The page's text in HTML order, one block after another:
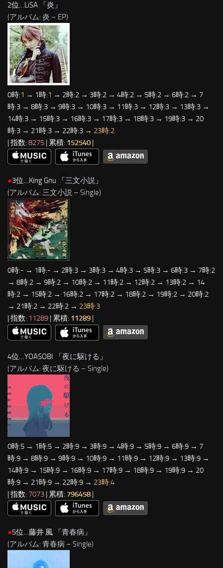
2位…LiSA 「炎 」
(アルバム: 炎 – EP)
0時:1 → 1時:1 → 2時:2 → 3時:2 → 4時:2 → 5時:2 → 6時:2 → 7
時:3 → 8時:3 → 9時:3 → 10時:3 → 11時:3 → 12時:3 → 13時:3 →
14時:3 → 15時:3 → 16時:3 → 17時:3 → 18時:3 → 19時:3 → 20
時:3 → 21時:3 → 22時:3 → 23時:2
| 指数: 8275 | 累積: 152540 |
●3位…King Gnu 「 三文小説 」
(アルバム: 三文小説 – Single)
0時:- → 1時:- → 2時:3 → 3時:3 → 4時:3 → 5時:3 → 6時:3 → 7時:2
→ 8時:2 → 9時:2 → 10時:2 → 11時:2 → 12時:2 → 13時:2 → 14
時:2 → 15時:2 → 16時:2 → 17時:2 → 18時:2 → 19時:2 → 20時:2
→ 21時:2 → 22時:2 → 23時:3
| 指数: 11289 | 累積: 11289
4位…YOASOBI 「夜に駆ける 」
(アルバム: 夜に駆ける – Single)
0時:5 → 1時:5 → 2時:9 → 3時:9 → 4時:9 → 5時:9 → 6時:9 → 7
時:9 → 8時:9 → 9時:9 → 10時:9 → 11時:9 → 12時:9 → 13時:9 →
14時:9 → 15時:9 → 16時:9 → 17時:9 → 18時:9 → 19時:9 → 20
時:9 → 21時:9 → 22時:9 → 23時:4
| 指数: 7073 | 累積: 796458 |
●5位…藤井 風 「青春病 」
(アルバム: 青春病 – Single)